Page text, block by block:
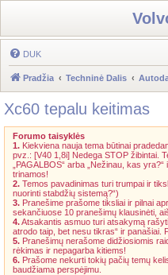
DUK
Pradžia Techninė Dalis
Xc60 tepalu keitimas
Forumo taisyklės
1. Kiekviena nauja tema būtinai
pvz.: [V40 1,8i] Nedega STOP žibintai.
„PAGALBOS“ arba „Nežinau, kas
trinamos!
2. Temos pavadinimas turi trumpai ir
nuorinti stabdžių sistemą?“)
3. Pranešime prašome tiksliai ir pilnai
sekančiuose 10 pranešimų klausinėti,
4.Atsakantis asmuo turi atsakymą
atrodo taip, bet nesu tikras“ ir panašiai.
5. Pranešimų nerašome didžiosiomis
rėkimas ir nepagarba kitiems!
6. Prašome nekurti tokių pačių temų
baudžiama perspėjimu.